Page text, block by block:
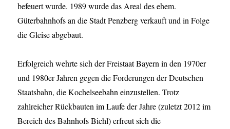
befeuert wurde. 1989 wurde das Areal des ehem.
Güterbahnhofs an die Stadt Penzberg verkauft und in Folge
die Gleise abgebaut.
Erfolgreich wehrte sich der Freistaat Bayern in den 1970er
und 1980er Jahren gegen die Forderungen der Deutschen
Staatsbahn, die Kochelseebahn einzustellen. Trotz
zahlreicher Rückbauten im Laufe der Jahre (zuletzt 2012 im
Bereich des Bahnhofs Bichl) erfreut sich die